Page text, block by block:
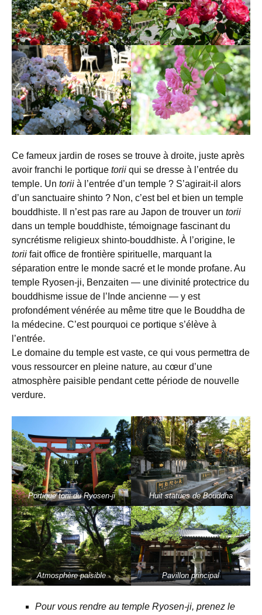
Ce fameux jardin de roses se trouve à droite, juste après
avoir franchi le portique torii qui se dresse à l’entrée du
temple. Un torii à l’entrée d’un temple ? S’agirait-il alors
d’un sanctuaire shinto ? Non, c’est bel et bien un temple
bouddhiste. Il n’est pas rare au Japon de trouver un torii
dans un temple bouddhiste, témoignage fascinant du
syncrétisme religieux shinto-bouddhiste. À l’origine, le
torii fait office de frontière spirituelle, marquant la
séparation entre le monde sacré et le monde profane. Au
temple Ryosen-ji, Benzaiten — une divinité protectrice du
bouddhisme issue de l’Inde ancienne — y est
profondément vénérée au même titre que le Bouddha de
la médecine. C’est pourquoi ce portique s’élève à
l’entrée.
Le domaine du temple est vaste, ce qui vous permettra de
vous ressourcer en pleine nature, au cœur d’une
atmosphère paisible pendant cette période de nouvelle
verdure.
Portique torii du Ryosen-ji Huit statues de Bouddha
Atmosphère paisible Pavillon principal
Pour vous rendre au temple Ryosen-ji, prenez le